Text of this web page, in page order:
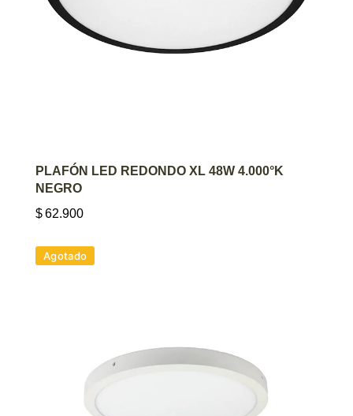
AGREGAR AL CARRITO
PLAFÓN LED REDONDO XL 48W 4.000°K
NEGRO
$62.900
Agotado